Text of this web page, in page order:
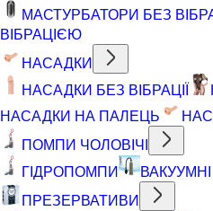
МАСТУРБАТОРИ БЕЗ
ВІБРАЦІЄЮ
НАСАДКИ
НАСАДКИ БЕЗ ВІБРАЦІЇ
НАСАДКИ НА ПАЛЕЦЬ
ПОМПИ ЧОЛОВІЧІ
ГІДРОПОМПИ
ПРЕЗЕРВАТИВИ